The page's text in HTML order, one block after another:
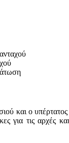
και ο
για τις αρχές